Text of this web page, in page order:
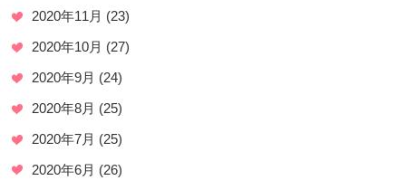
2020年11月 (23)
2020年10月 (27)
2020年9月 (24)
2020年8月 (25)
2020年7月 (25)
2020年6月 (26)